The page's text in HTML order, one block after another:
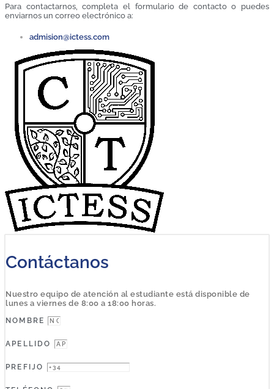
Para contactarnos, completa el formulario de contacto o puedes
enviarnos un correo electrónico a:
admision@ictess.com
Contáctanos
Nuestro equipo de atención al estudiante está disponible de
lunes a viernes de 8:00 a 18:00 horas.
NOMBRE
APELLIDO
PREFIJO